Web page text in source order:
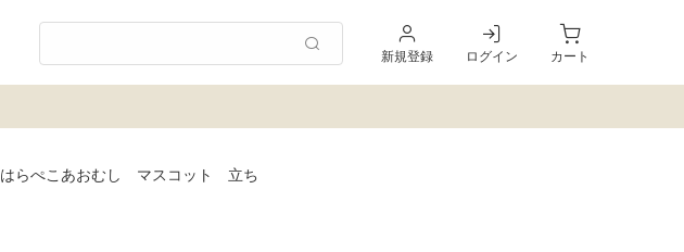
新規登録 ログイン カート
はらぺこあおむし マスコット 立ち